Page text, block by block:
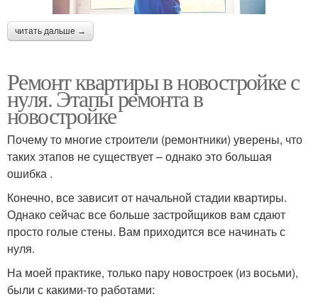
читать дальше →
Ремонт квартиры в новостройке с
нуля. Этапы ремонта в
новостройке
Почему то многие строители (ремонтники) уверены, что
таких этапов не существует – однако это большая
ошибка .
Конечно, все зависит от начальной стадии квартиры.
Однако сейчас все больше застройщиков вам сдают
просто голые стены. Вам приходится все начинать с
нуля.
На моей практике, только пару новостроек (из восьми),
были с какими-то работами: